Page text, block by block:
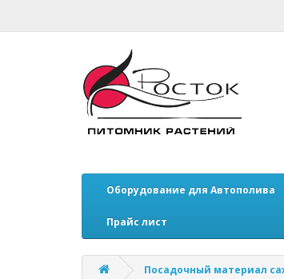
Оборудование для Автополива
Прайс лист
Посадочный материал